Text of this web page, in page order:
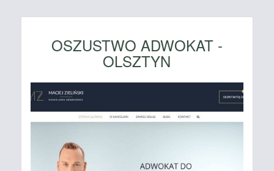
OSZUSTWO ADWOKAT -
OLSZTYN